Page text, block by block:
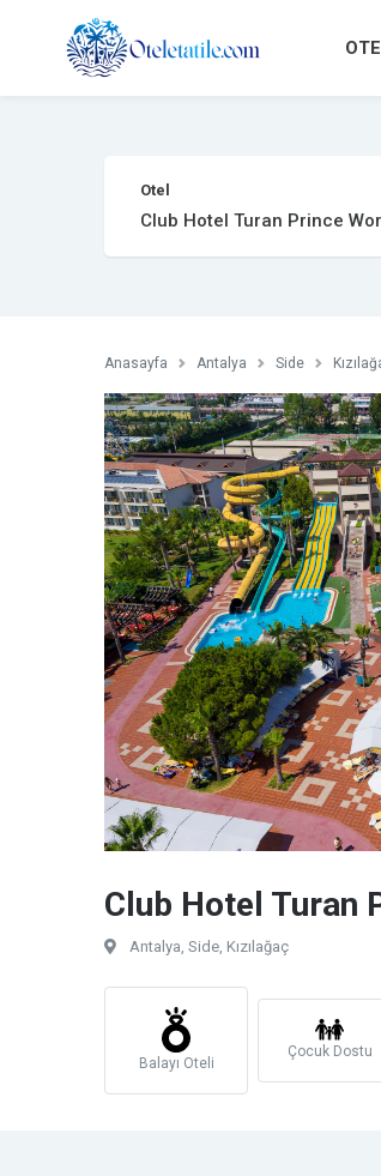
Otel
Anasayfa Antalya Side
Club Hotel Turan
Antalya, Side, Kızılağaç
Balayı Oteli
Çocuk Dostu